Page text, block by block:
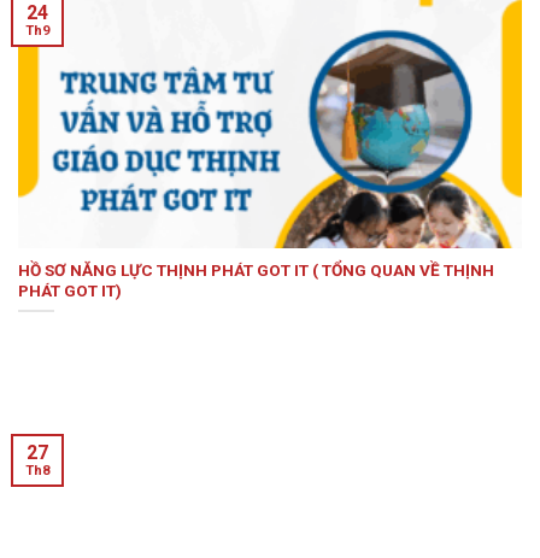
HỒ SƠ NĂNG LỰC THỊNH PHÁT GOT IT ( TỔNG QUAN VỀ THỊNH
PHÁT GOT IT)
24
Th9
27
Th8